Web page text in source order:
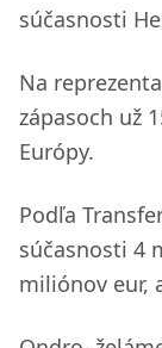
súčasnosti
Na
zápasoch už
Európy.
Podľa
súčasnosti 4
miliónov eur,